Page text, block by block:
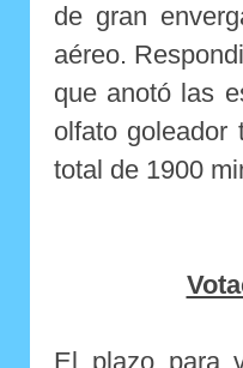
de gran
aéreo.
que anotó las
olfato goleador
total de 1900
El plazo para